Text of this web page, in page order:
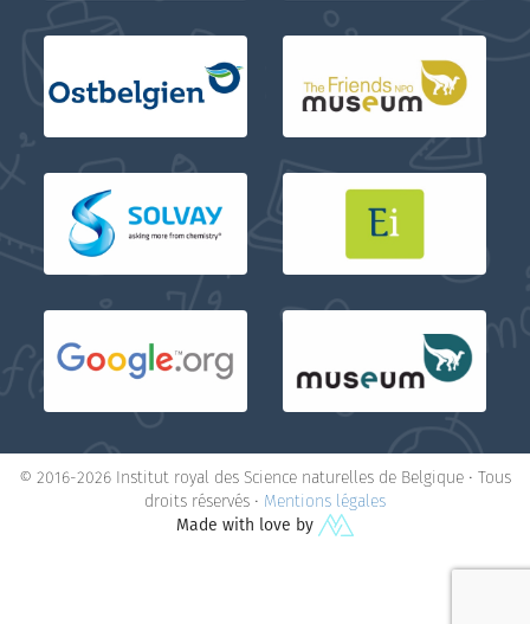
© 2016-2026 Institut royal des Science naturelles de Belgique • Tous
droits réservés • Mentions légales
Made with love by